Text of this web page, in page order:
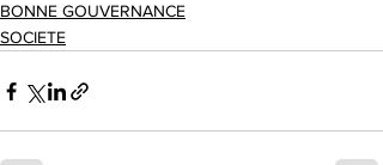
BONNE GOUVERNANCE
SOCIETE